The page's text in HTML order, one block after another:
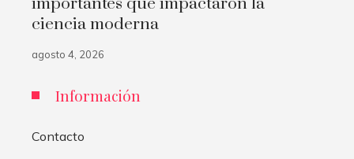
importantes que impactaron la
ciencia moderna
agosto 4, 2026
Información
Contacto